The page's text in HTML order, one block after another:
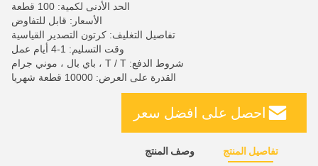
الحد الأدنى لكمية: 100 قطعة
الأسعار: قابل للتفاوض
تفاصيل التغليف: كرتون التصدير القياسية
وقت التسليم: 1-4 أيام عمل
شروط الدفع: T / T ، باي بال ، موني جرام
القدرة على العرض: 10000 قطعة شهريا
احصل على افضل سعر
تفاصيل المنتج وصف المنتج